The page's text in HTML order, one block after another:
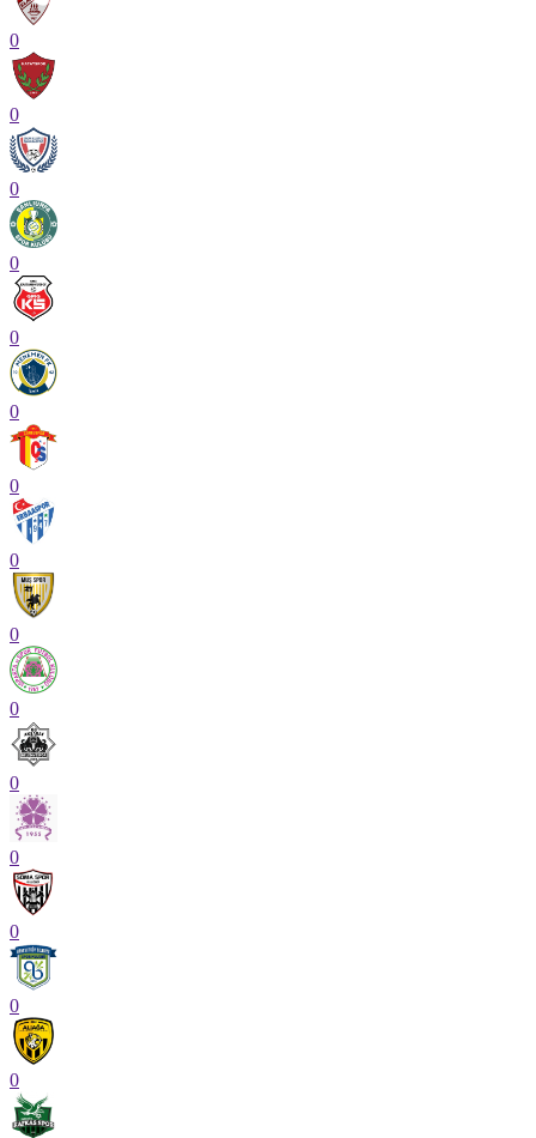
0
0
0
0
0
0
0
0
0
0
0
0
0
0
0